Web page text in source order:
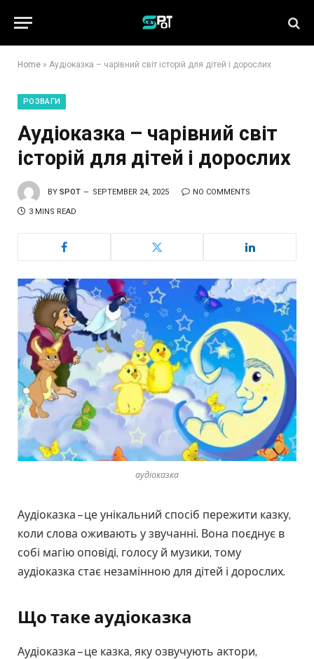
Home » Аудіоказка – чарівний світ історій для дітей і дорослих
РОЗВАГИ
Аудіоказка – чарівний світ
історій для дітей і дорослих
BY SPOT SEPTEMBER 24, 2025 NO COMMENTS
3 MINS READ
аудіоказка
Аудіоказка – це унікальний спосіб пережити казку,
коли слова оживають у звучанні. Вона поєднує в
собі магію оповіді, голосу й музики, тому
аудіоказка стає незамінною для дітей і дорослих.
Що таке аудіоказка
Аудіоказка – це казка, яку озвучують актори,